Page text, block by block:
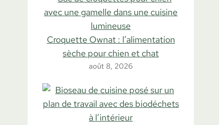
Croquette Ownat : l’alimentation
sèche pour chien et chat
août 8, 2026